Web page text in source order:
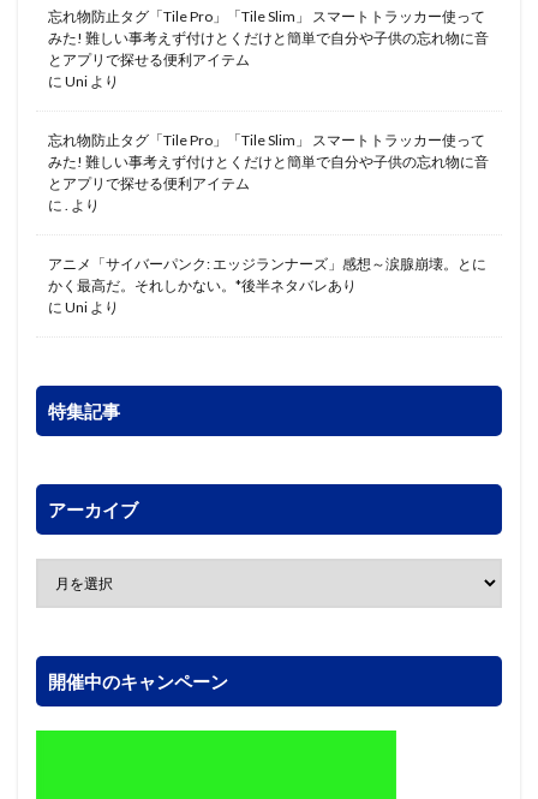
忘れ物防止タグ「Tile Pro」「Tile Slim」 スマートトラッカー使って
みた! 難しい事考えず付けとくだけと簡単で自分や子供の忘れ物に音
とアプリで探せる便利アイテム
に Uni より
忘れ物防止タグ「Tile Pro」「Tile Slim」 スマートトラッカー使って
みた! 難しい事考えず付けとくだけと簡単で自分や子供の忘れ物に音
とアプリで探せる便利アイテム
に . より
アニメ「サイバーパンク: エッジランナーズ」感想～涙腺崩壊。とに
かく最高だ。それしかない。*後半ネタバレあり
に Uni より
特集記事
アーカイブ
開催中のキャンペーン